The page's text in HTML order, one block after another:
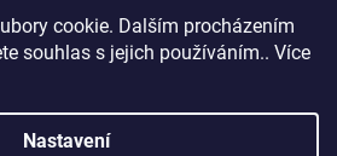
cookie. Dalším procházením
souhlas s jejich používáním.. Více
Nastavení
osobní